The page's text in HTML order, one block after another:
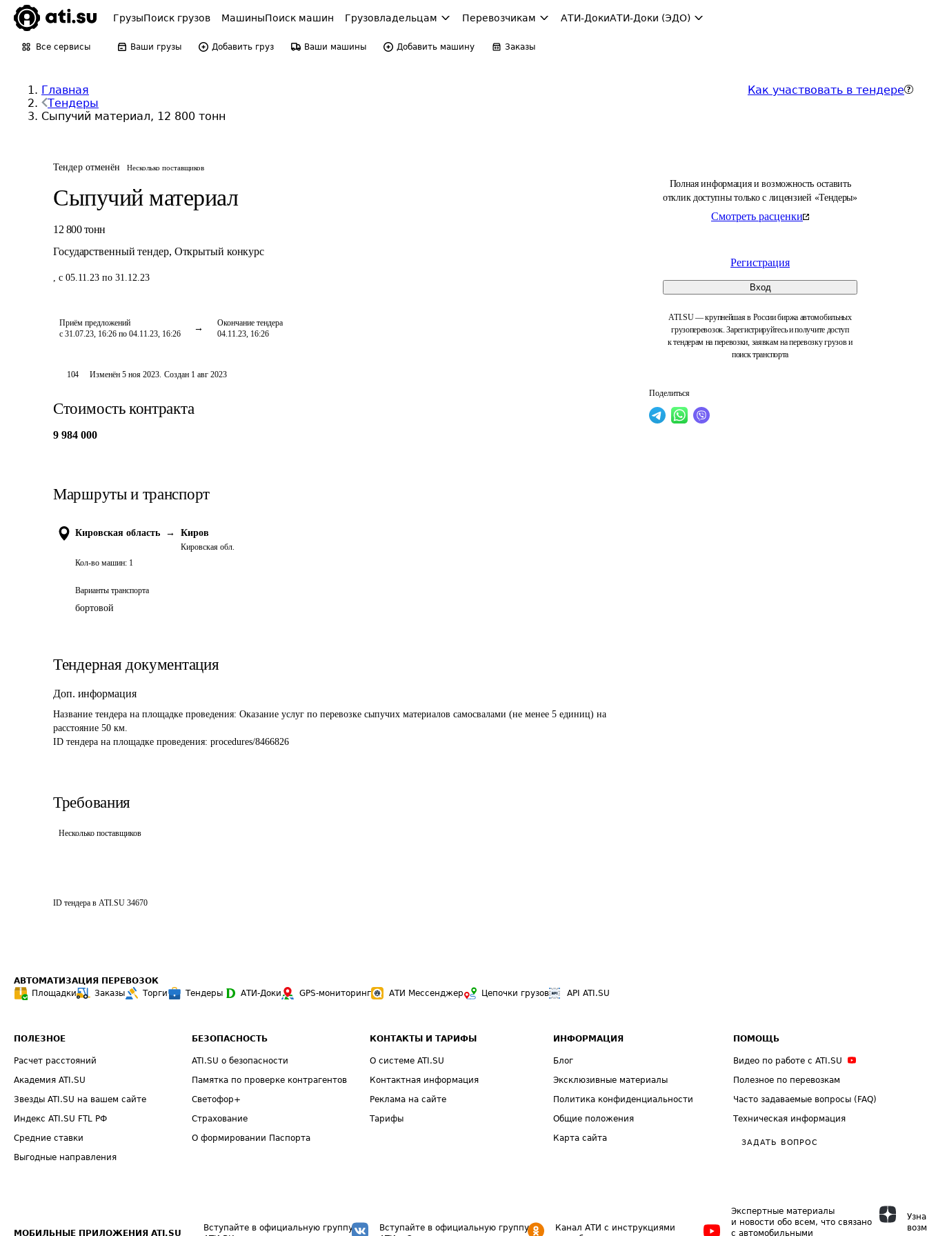
ГрузыПоиск грузов МашиныПоиск машин Грузовладельцам Перевозчикам АТИ-ДокиАТИ-Доки (ЭДО)
Все сервисы Ваши грузы Добавить груз Ваши машины Добавить машину Заказы
Главная
Тендеры
Сыпучий материал, 12 800 тонн
Как участвовать в тендере
Тендер отменён Несколько поставщиков
Сыпучий материал
12 800 тонн
Государственный тендер, Открытый конкурс
, с 05.11.23 по 31.12.23
Приём предложений
с 31.07.23, 16:26 по 04.11.23, 16:26
Окончание тендера
04.11.23, 16:26
Полная информация и возможность оставить
отклик доступны только с лицензией «Тендеры»
Смотреть расценки
Регистрация
Вход
ATI.SU — крупнейшая в России биржа автомобильных
грузоперевозок. Зарегистрируйтесь и получите доступ
к тендерам на перевозки, заявкам на перевозку грузов и
поиск транспорта
Поделиться
104 Изменён5 ноя 2023. Создан 1 авг 2023
Стоимость контракта
9 984 000
Маршруты и транспорт
Кировская область → Киров
Кировская обл.
Кол-во машин: 1
Варианты транспорта
бортовой
Тендерная документация
Доп. информация
Название тендера на площадке проведения: Оказание услуг по перевозке сыпучих материалов самосвалами (не менее 5 единиц) на
расстояние 50 км.
ID тендера на площадке проведения: procedures/8466826
Требования
Несколько поставщиков
ID тендера в ATI.SU 34670
АВТОМАТИЗАЦИЯ ПЕРЕВОЗОК
Площадки
Заказы Торги Тендеры АТИ-Доки GPS-мониторинг АТИ Мессенджер Цепочки грузов API ATI.SU
ПОЛЕЗНОЕ
Расчет расстояний
Академия ATI.SU
Звезды ATI.SU на вашем сайте
Индекс ATI.SU FTL РФ
Средние ставки
Выгодные направления
БЕЗОПАСНОСТЬ
ATI.SU о безопасности
Памятка по проверке контрагентов
Светофор+
Страхование
О формировании Паспорта
КОНТАКТЫ И ТАРИФЫ
О системе ATI.SU
Контактная информация
Реклама на сайте
Тарифы
ИНФОРМАЦИЯ
Блог
Эксклюзивные материалы
Политика конфиденциальности
Общие положения
Карта сайта
ПОМОЩЬ
Видео по работе с ATI.SU
Полезное по перевозкам
Часто задаваемые вопросы (FAQ)
Техническая информация
ЗАДАТЬ ВОПРОС
МОБИЛЬНЫЕ ПРИЛОЖЕНИЯ ATI.SU
Вступайте в официальную группу
Вступайте в официальную группу
Канал АТИ с инструкциями
Экспертные материалы
и новости обо всем, что связано
с автомобильными